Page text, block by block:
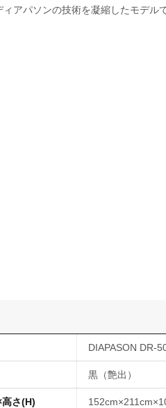
ィアパソンの技術を凝縮したモデル
DIAPASON DR-
黒（艶出）
さ(H)